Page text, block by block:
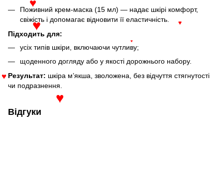
Поживний крем-маска (15 мл) — надає шкірі комфорт,
свіжість і допомагає відновити її еластичність.
Підходить для:
усіх типів шкіри, включаючи чутливу;
щоденного догляду або у якості дорожнього набору.
Результат: шкіра м’якша, зволожена, без відчуття стягнутості
чи подразнення.
Відгуки ♥
♥
♥
♥
♥